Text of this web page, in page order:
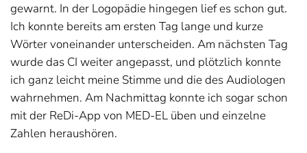
gewarnt. In der Logopädie hingegen lief es schon gut.
Ich konnte bereits am ersten Tag lange und kurze
Wörter voneinander unterscheiden. Am nächsten Tag
wurde das CI weiter angepasst, und plötzlich konnte
ich ganz leicht meine Stimme und die des Audiologen
wahrnehmen. Am Nachmittag konnte ich sogar schon
mit der ReDi-App von MED-EL üben und einzelne
Zahlen heraushören.